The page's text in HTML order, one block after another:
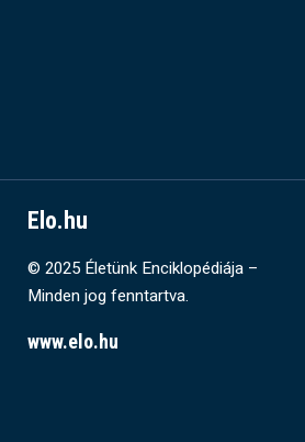
Elo.hu
© 2025 Életünk Enciklopédiája –
Minden jog fenntartva.
www.elo.hu